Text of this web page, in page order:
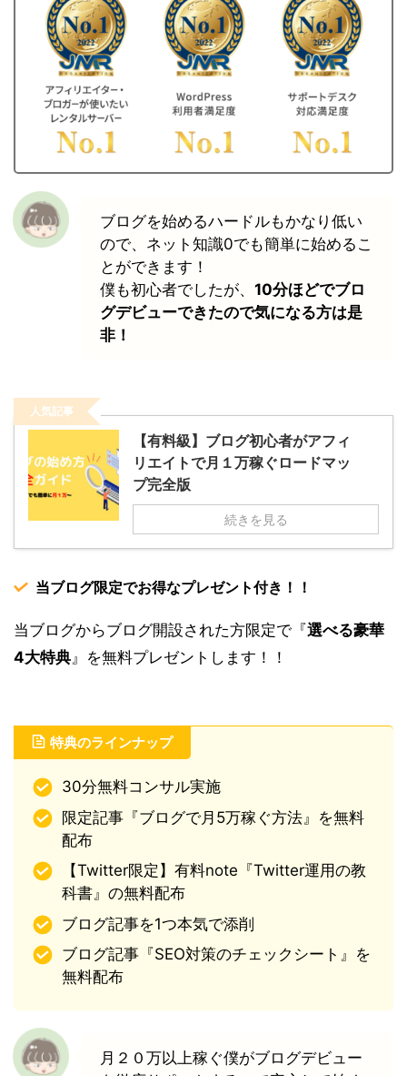
ブログを始めるハードルもかなり低い
ので、ネット知識0でも簡単に始めるこ
とができます！
僕も初心者でしたが、 10分ほどでブロ
グデビューできたので気になる方は是
非！
人気記事
【有料級】ブログ初心者がアフィ
リエイトで月１万稼ぐロードマッ
プ完全版
続きを見る
当ブログ限定でお得なプレゼント付き！！
当ブログからブログ開設された方限定で『選べる豪華
4大特典 』を無料プレゼントします！！
特典のラインナップ
30分無料コンサル実施
限定記事『ブログで月5万稼ぐ方法』を無料
配布
【Twitter限定】有料note『Twitter運用の教
科書』の無料配布
ブログ記事を1つ本気で添削
ブログ記事『SEO対策のチェックシート』を
無料配布
月２０万以上稼ぐ僕がブログデビュー